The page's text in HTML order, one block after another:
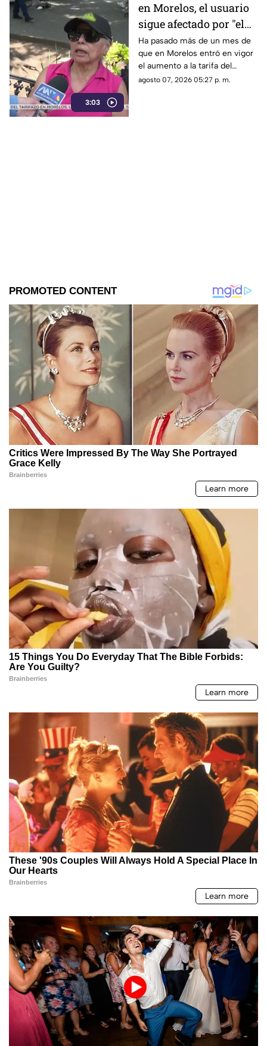
3:03
en Morelos, el usuario
sigue afectado por "el
tarifazo"
Ha pasado más de un mes de
que en Morelos entró en vigor
el aumento a la tarifa del
transporte público. Un mes,
agosto 07, 2026 05:27 p. m.